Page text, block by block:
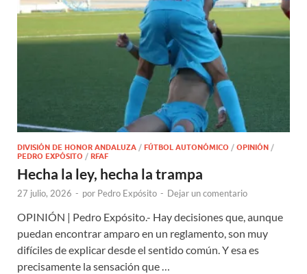
DIVISIÓN DE HONOR ANDALUZA / FÚTBOL AUTONÓMICO / OPINIÓN /
PEDRO EXPÓSITO / RFAF
Hecha la ley, hecha la trampa
27 julio, 2026 - por Pedro Expósito - Dejar un comentario
OPINIÓN | Pedro Expósito.- Hay decisiones que, aunque
puedan encontrar amparo en un reglamento, son muy
difíciles de explicar desde el sentido común. Y esa es
precisamente la sensación que …